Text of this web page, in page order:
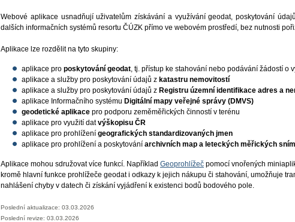
Webové aplikace usnadňují uživatelům získávání a využívání geodat, poskytování
dalších informačních systémů resortu ČÚZK přímo ve webovém prostředí, bez nutnosti
Aplikace lze rozdělit na tyto skupiny:
aplikace pro poskytování geodat, tj. přístup ke stahování nebo podávání žádostí o
aplikace a služby pro poskytování údajů z katastru nemovitostí
aplikace a služby pro poskytování údajů z Registru územní identifikace adres a
aplikace Informačního systému Digitální mapy veřejné správy (DMVS)
geodetické aplikace pro podporu zeměměřických činností v terénu
aplikace pro využití datvýškopisu ČR
aplikace pro prohlížení geografických standardizovaných jmen
aplikace pro prohlížení a poskytování archivních map a leteckých měřických
Aplikace mohou sdružovat více funkcí. Například Geoprohlížeč pomocí vnořených
kromě hlavní funkce prohlížeče geodat i odkazy k jejich nákupu či stahování, umožňuje
nahlášení chyby v datech či získání vyjádření k existenci bodů bodového pole.
Poslední aktualizace: 03.03.2026
Poslední revize: 03.03.2026